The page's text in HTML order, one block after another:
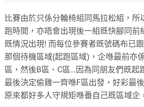
比賽由於只係分輪椅組同馬拉松組，所
跑時間，亦唔會出現後一組既快腳同前
既情況出現!而每位參賽者既號碼布已
那個待機區域(起跑區域) ，企喺最前亦
區，然後B區、 C區…因為同朋友們既起
最後決定偷雞一齊喺F區出發，好彩最
原來都好多人守規矩喺番自己既區域企